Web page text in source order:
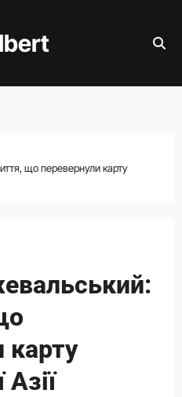
що перевернули карту
карту